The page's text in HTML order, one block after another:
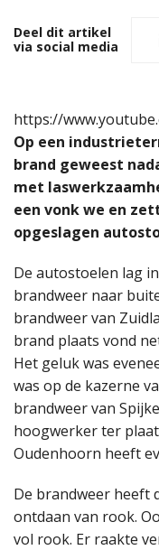
Deel dit artikel
via social media
https://
Op een
brand geweest
met
een vonk we en
opgeslagen
De autostoelen lag
brandweer naar
brandweer van
brand plaats vond
Het geluk was
was op de kazerne
brandweer van
hoogwerker ter
Oudenhoorn heeft
De brandweer heeft
ontdaan van rook.
vol rook. Er raakte